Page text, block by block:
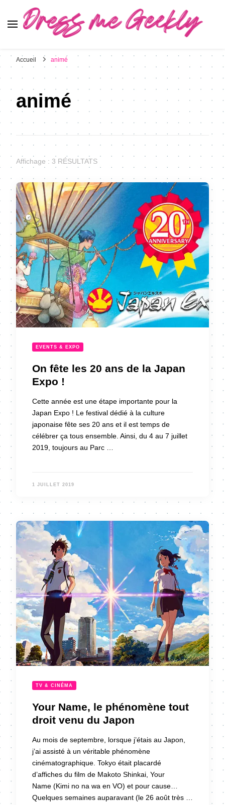
Accueil animé
animé
Affichage : 3 RÉSULTATS
EVENTS & EXPO
On fête les 20 ans de la Japan
Expo !
Cette année est une étape importante pour la
Japan Expo ! Le festival dédié à la culture
japonaise fête ses 20 ans et il est temps de
célébrer ça tous ensemble. Ainsi, du 4 au 7 juillet
2019, toujours au Parc …
1 JUILLET 2019
TV & CINÉMA
Your Name, le phénomène tout
droit venu du Japon
Au mois de septembre, lorsque j’étais au Japon,
j’ai assisté à un véritable phénomène
cinématographique. Tokyo était placardé
d’affiches du film de Makoto Shinkai, Your
Name (Kimi no na wa en VO) et pour cause…
Quelques semaines auparavant (le 26 août très …